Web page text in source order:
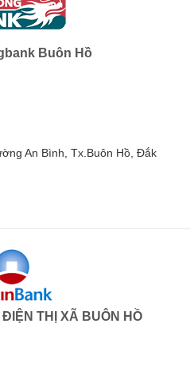
Buôn Hồ
An Bình, Tx.Buôn Hồ, Đắk
THỊ XÃ BUÔN HỒ